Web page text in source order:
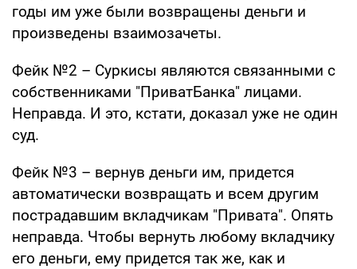
годы им уже были возвращены деньги и
произведены взаимозачеты.
Фейк №2 – Суркисы являются связанными с
собственниками "ПриватБанка" лицами.
Неправда. И это, кстати, доказал уже не один
суд.
Фейк №3 – вернув деньги им, придется
автоматически возвращать и всем другим
пострадавшим вкладчикам "Привата". Опять
неправда. Чтобы вернуть любому вкладчику
его деньги, ему придется так же, как и